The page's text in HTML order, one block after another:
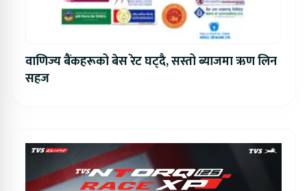
वाणिज्य बैंकहरूको बेस रेट घट्दै, सस्तो ब्याजमा ऋण लिन
सहज